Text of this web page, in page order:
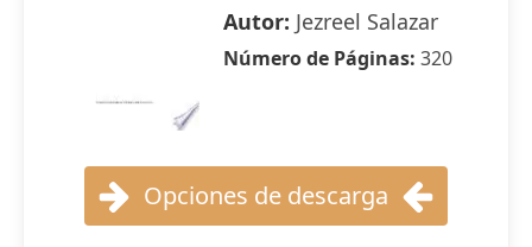
Autor: Jezreel Salazar
Número de Páginas: 320
Opciones de descarga